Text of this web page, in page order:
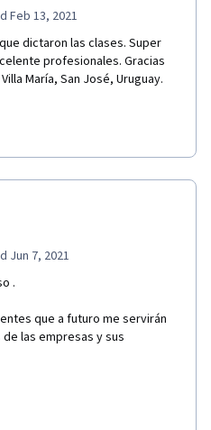
Feb 13, 2021
dictaron las clases. Super
profesionales. Gracias
María, San José, Uruguay.
Jun 7, 2021
.
que a futuro me servirán
las empresas y sus